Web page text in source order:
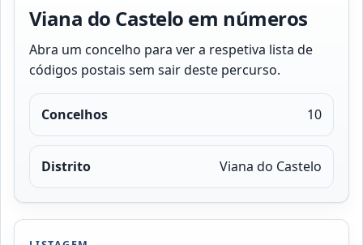
Viana do Castelo em números
Abra um concelho para ver a respetiva lista de
códigos postais sem sair deste percurso.
Concelhos 10
Distrito Viana do Castelo